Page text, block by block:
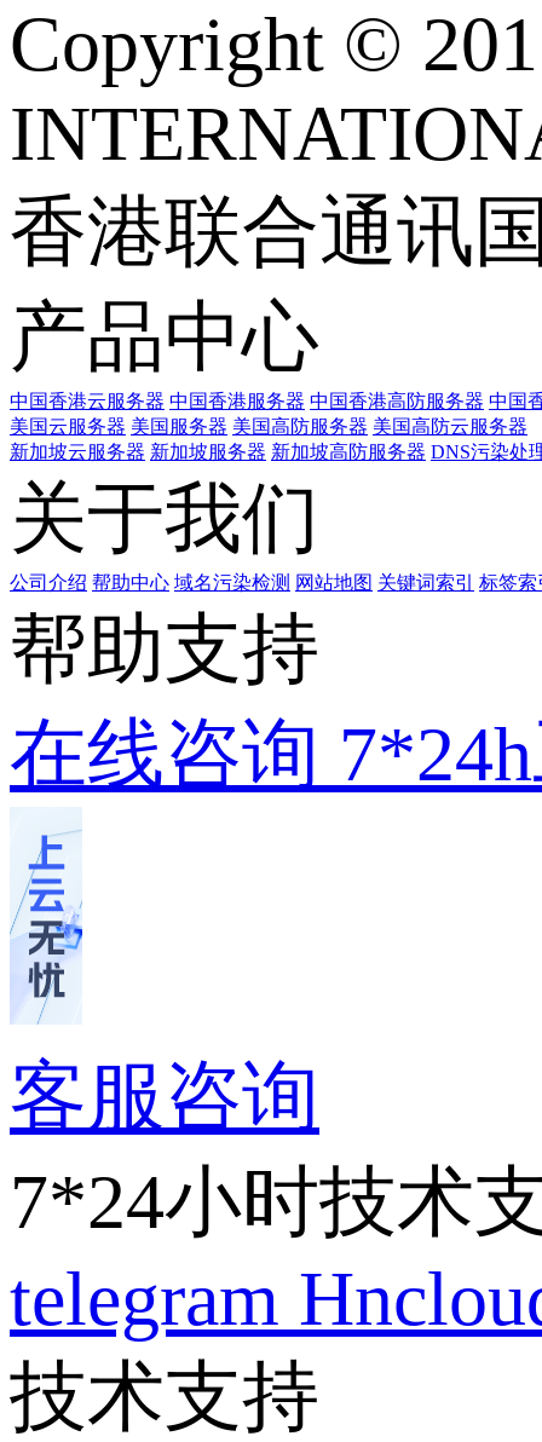
Copyright ©
香港联合通讯
产品中心
中国香港云服务器 中国香港服务器 中国香港高防服务器 中国
美国云服务器 美国服务器 美国高防服务器 美国高防云服务器
新加坡云服务器 新加坡服务器 新加坡高防服务器 DNS污染处
关于我们
公司介绍 帮助中心 域名污染检测 网站地图 关键词索引 标签索
帮助支持
在线咨询
客服咨询
7*24小时技术
telegram
技术支持